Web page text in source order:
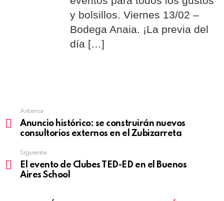
y bolsillos. Viernes 13/02 –
Bodega Anaia. ¡La previa del
día […]
See
more
Anterior
Anuncio histórico: se construirán nuevos
consultorios externos en el Zubizarreta
Siguiente
El evento de Clubes TED-ED en el Buenos
Aires School